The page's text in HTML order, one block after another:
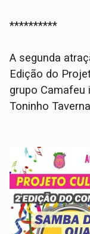
**********
A segunda
Edição do
grupo
Toninho